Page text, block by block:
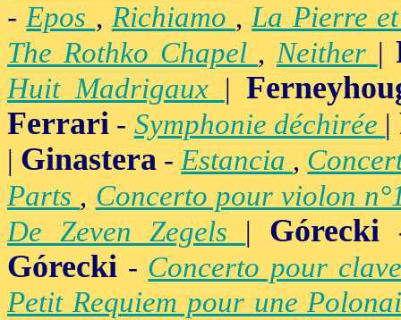
-Epos , Richiamo ,La Pierre
The Rothko Chapel ,Neither |
Huit Madrigaux |
Ferrari - Symphonie déchirée |
| Ginastera -Estancia ,
Parts , Concerto pour violon
De Zeven Zegels | Górecki
Górecki - Concerto pour
Petit Requiem pour une